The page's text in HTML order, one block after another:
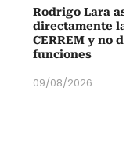
Rodrigo Lara
directamente la
CERREM y no
funciones
09/08/2026